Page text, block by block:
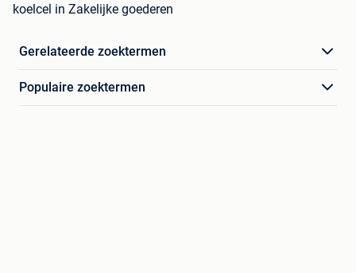
koelcel in Zakelijke goederen
Gerelateerde zoektermen
Populaire zoektermen